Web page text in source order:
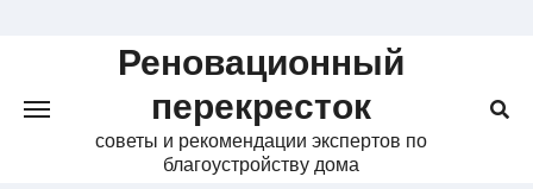
Реновационный
перекресток
советы и рекомендации экспертов по
благоустройству дома